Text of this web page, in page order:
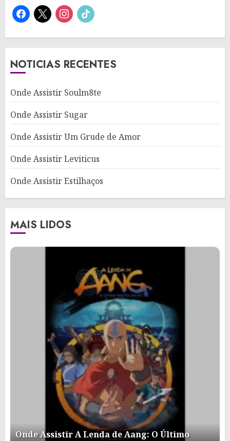
facebook
x instagram
tiktok
NOTICIAS RECENTES
Onde Assistir Soulm8te
Onde Assistir Sugar
Onde Assistir Um Grude de Amor
Onde Assistir Leviticus
Onde Assistir Estilhaços
MAIS LIDOS
Onde Assistir A Lenda de Aang: O Último